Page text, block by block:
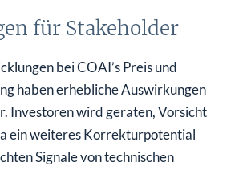
für Stakeholder
bei COAI’s Preis und
haben erhebliche Auswirkungen
Investoren wird geraten, Vorsicht
ein weiteres Korrekturpotential
Signale von technischen